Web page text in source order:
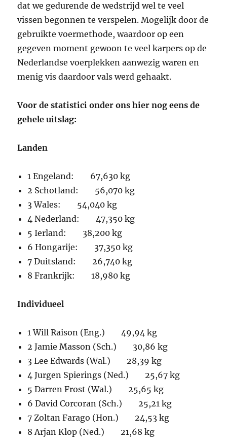
dat we gedurende de wedstrijd wel te veel
vissen begonnen te verspelen. Mogelijk door de
gebruikte voermethode, waardoor op een
gegeven moment gewoon te veel karpers op de
Nederlandse voerplekken aanwezig waren en
menig vis daardoor vals werd gehaakt.
Voor de statistici onder ons hier nog eens de
gehele uitslag:
Landen
1 Engeland: 67,630 kg
2 Schotland: 56,070 kg
3 Wales: 54,040 kg
4 Nederland: 47,350 kg
5 Ierland: 38,200 kg
6 Hongarije: 37,350 kg
7 Duitsland: 26,740 kg
8 Frankrijk: 18,980 kg
Individueel
1 Will Raison (Eng.) 49,94 kg
2 Jamie Masson (Sch.) 30,86 kg
3 Lee Edwards (Wal.) 28,39 kg
4 Jurgen Spierings (Ned.) 25,67 kg
5 Darren Frost (Wal.) 25,65 kg
6 David Corcoran (Sch.) 25,21 kg
7 Zoltan Farago (Hon.) 24,53 kg
8 Arjan Klop (Ned.) 21,68 kg